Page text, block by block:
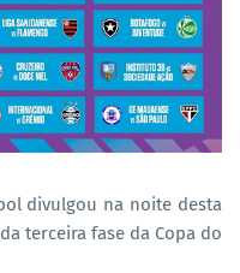
divulgou na noite desta
terceira fase da Copa do